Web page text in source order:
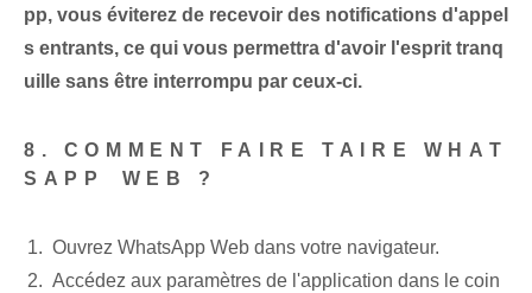
pp, vous éviterez de recevoir des notifications d'appel
s entrants, ce qui vous permettra d'avoir l'esprit tranq
uille sans être interrompu par ceux-ci.
8. COMMENT FAIRE TAIRE WHAT
SAPP ⁢WEB ?
Ouvrez WhatsApp Web dans votre navigateur.
Accédez aux paramètres de l'application dans le coin